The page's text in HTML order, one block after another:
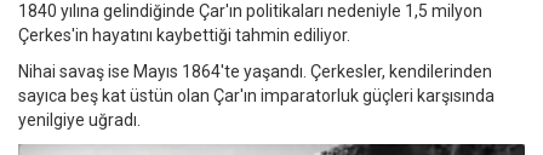
1840 yılına gelindiğinde Çar'ın politikaları nedeniyle 1,5 milyon
Çerkes'in hayatını kaybettiği tahmin ediliyor.
Nihai savaş ise Mayıs 1864'te yaşandı. Çerkesler, kendilerinden
sayıca beş kat üstün olan Çar'ın imparatorluk güçleri karşısında
yenilgiye uğradı.